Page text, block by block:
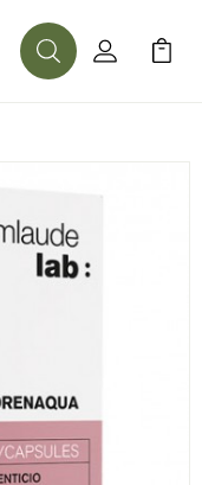
BuscarMi Cuenta
Mi